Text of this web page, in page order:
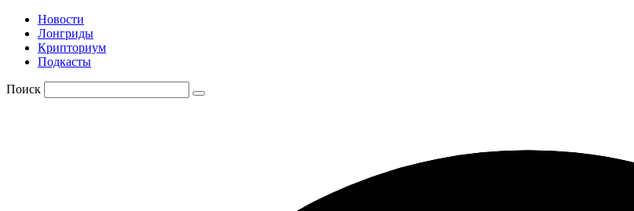
Новости
Лонгриды
Крипториум
Подкасты
Поиск